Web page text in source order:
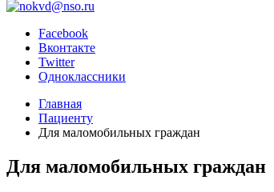
Facebook
Вконтакте
Twitter
Одноклассники
Главная
Пациенту
Для маломобильных граждан
Для маломобильных граждан